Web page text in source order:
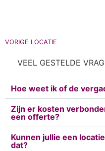
VORIGE LOCATIE
VEEL GESTELDE
Hoe weet ik of de
Zijn er kosten
een offerte?
Kunnen jullie een
dat?